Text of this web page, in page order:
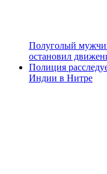
Полуголый
остановил
Полиция
Индии в Нитре